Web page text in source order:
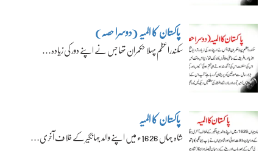
پاکستان کا المیہ (دوسرا حصہ)
سکندراعظم پہلا حکمران تھا جس نے اپنے دور کی زیادہ…
پاکستان کا المیہ
شاہ جہاں 1626ء میں اپنے والد جہانگیر کے خلاف آخری…